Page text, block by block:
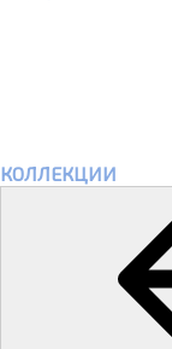
КОЛЛЕКЦИИ